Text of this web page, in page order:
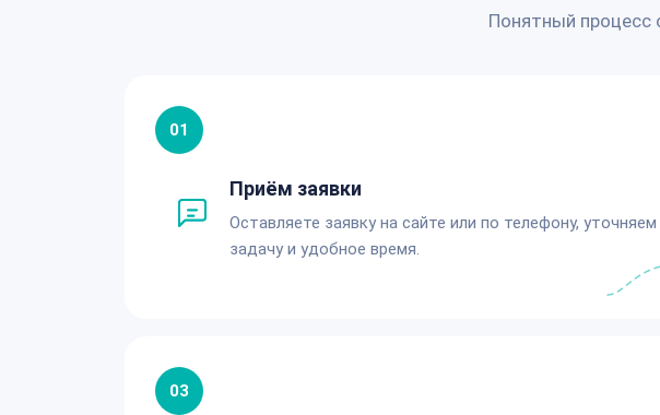
Понятный процесс
01
Приём заявки
Оставляете заявку на сайте или по телефону, уточняем
задачу и удобное время.
03